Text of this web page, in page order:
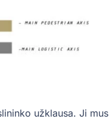
užklausa. Ji mus